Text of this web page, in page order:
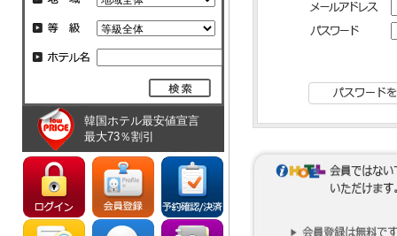
韓国ホテル最安値宣言
最大73％割引